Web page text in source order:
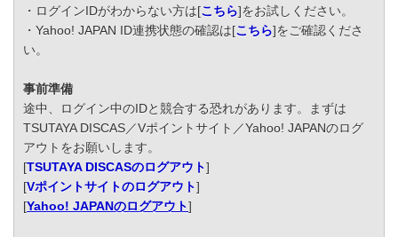
・ログインIDがわからない方は[こちら]をお試しください。
・Yahoo! JAPAN ID連携状態の確認は[こちら]をご確認くださ
い。
事前準備
途中、ログイン中のIDと競合する恐れがあります。まずは
TSUTAYA DISCAS／Vポイントサイト／Yahoo! JAPANのログ
アウトをお願いします。
[TSUTAYA DISCASのログアウト]
[Vポイントサイトのログアウト]
[Yahoo! JAPANのログアウト]